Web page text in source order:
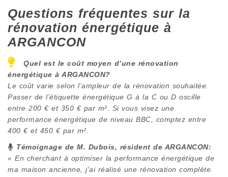
Questions fréquentes sur la
rénovation énergétique à
ARGANCON
Quel est le coût moyen d’une rénovation
énergétique à ARGANCON?
Le coût varie selon l’ampleur de la rénovation souhaitée.
Passer de l’étiquette énergétique G à la C ou D oscille
entre 200 € et 350 € par m². Si vous visez une
performance énergétique de niveau BBC, comptez entre
400 € et 450 € par m².
Témoignage de M. Dubois, résident de ARGANCON:
« En cherchant à optimiser la performance énergétique de
ma maison ancienne, j’ai réalisé une rénovation complète.